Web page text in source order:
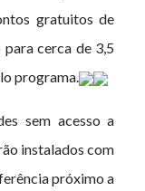
gratuitos de
cerca de 3,5
programa.
sem acesso a
instalados com
próximo a